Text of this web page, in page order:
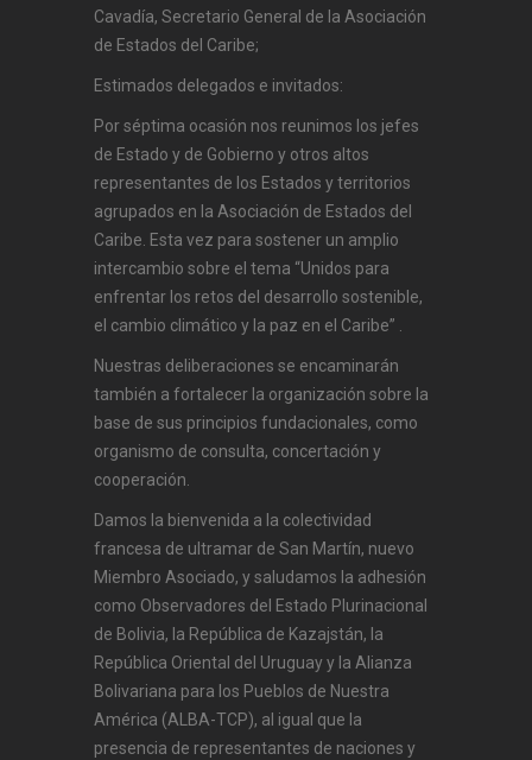
Cavadía, Secretario General de la Asociación
de Estados del Caribe;
Estimados delegados e invitados:
Por séptima ocasión nos reunimos los jefes
de Estado y de Gobierno y otros altos
representantes de los Estados y territorios
agrupados en la Asociación de Estados del
Caribe. Esta vez para sostener un amplio
intercambio sobre el tema “Unidos para
enfrentar los retos del desarrollo sostenible,
el cambio climático y la paz en el Caribe” .
Nuestras deliberaciones se encaminarán
también a fortalecer la organización sobre la
base de sus principios fundacionales, como
organismo de consulta, concertación y
cooperación.
Damos la bienvenida a la colectividad
francesa de ultramar de San Martín, nuevo
Miembro Asociado, y saludamos la adhesión
como Observadores del Estado Plurinacional
de Bolivia, la República de Kazajstán, la
República Oriental del Uruguay y la Alianza
Bolivariana para los Pueblos de Nuestra
América (ALBA-TCP), al igual que la
presencia de representantes de naciones y